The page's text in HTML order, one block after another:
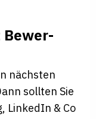
Bewer­
nächsten
sollten Sie
LinkedIn & Co